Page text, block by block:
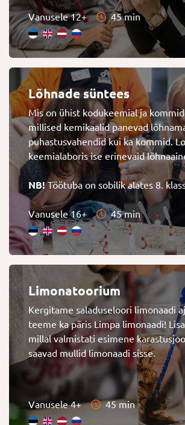
Vanusele 12+ 45 min
Lõhnade süntees
Mis on ühist kodukeemial ja
millised kemikaalid panevad
puhastusvahendid kui ka kommid.
keemialaboris ise erinevaid
NB!Töötuba on sobilik alates 8.
Vanusele 16+ 45 min
Limonatoorium
Kergitame saladuseloori limonaadi
teeme ka päris Limpa limonaadi!
millal valmistati esimene
saavad mullid limonaadi sisse.
Vanusele 4+ 45 min